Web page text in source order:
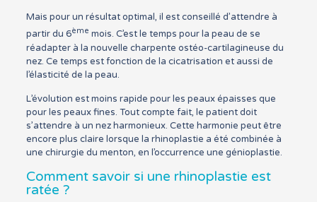
Mais pour un résultat optimal, il est conseillé d’attendre à
partir du 6ème mois. C’est le temps pour la peau de se
réadapter à la nouvelle charpente ostéo-cartilagineuse du
nez. Ce temps est fonction de la cicatrisation et aussi de
l’élasticité de la peau.
L’évolution est moins rapide pour les peaux épaisses que
pour les peaux fines. Tout compte fait, le patient doit
s’attendre à un nez harmonieux. Cette harmonie peut être
encore plus claire lorsque la rhinoplastie a été combinée à
une chirurgie du menton, en l’occurrence une génioplastie.
Comment savoir si une rhinoplastie est
ratée ?